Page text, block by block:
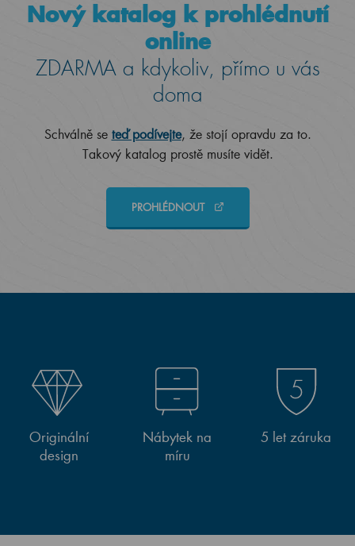
Nový katalog k prohlédnutí
online
ZDARMA a kdykoliv, přímo u vás
doma
Schválně se teď podívejte, že stojí opravdu za to.
Takový katalog prostě musíte vidět.
PROHLÉDNOUT
Originální
design
Nábytek na
míru
5 let záruka